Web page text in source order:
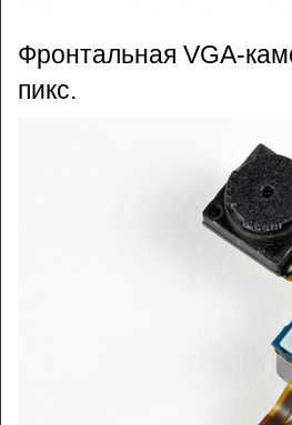
Фронтальная VGA-
пикс.